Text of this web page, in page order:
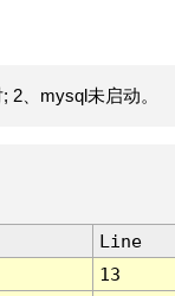
2、mysql未启动。
Line
13